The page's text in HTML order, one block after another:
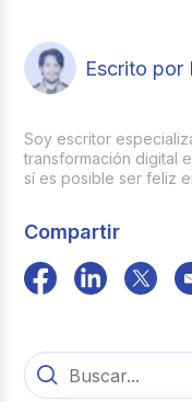
Escrito por
Soy escritor
transformación digital
sí es posible ser feliz
Compartir